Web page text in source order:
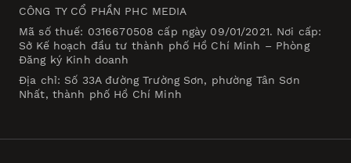
CÔNG TY CỔ PHẦN PHC MEDIA
Mã số thuế: 0316670508 cấp ngày 09/01/2021. Nơi cấp:
Sở Kế hoạch đầu tư thành phố Hồ Chí Minh – Phòng
Đăng ký Kinh doanh
Địa chỉ: Số 33A đường Trường Sơn, phường Tân Sơn
Nhất, thành phố Hồ Chí Minh